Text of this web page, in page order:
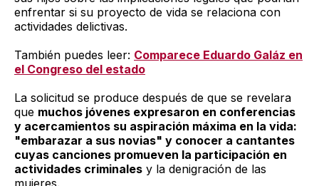
enfrentar si su proyecto de vida se relaciona con
actividades delictivas.
También puedes leer: Comparece Eduardo Galáz en
el Congreso del estado
La solicitud se produce después de que se revelara
que muchos jóvenes expresaron en conferencias
y acercamientos su aspiración máxima en la vida:
"embarazar a sus novias" y conocer a cantantes
cuyas canciones promueven la participación en
actividades criminales y la denigración de las
mujeres.